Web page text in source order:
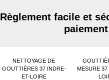
Règlement facile et
NETTOYAGE DE
GOUTTIÈRES 37 INDRE-
ET-LOIRE
MESURE